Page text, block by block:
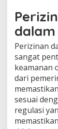
Perizinan
sangat
keamanan
dari
sesuai
regulasi